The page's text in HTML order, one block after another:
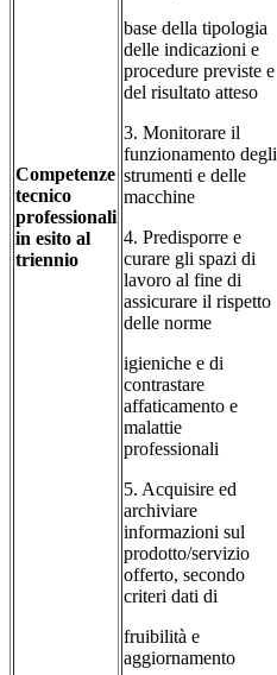
Competenze
tecnico
professionali
in esito al
triennio
base della tipologia
delle indicazioni e
procedure previste e
del risultato atteso
3. Monitorare il
funzionamento degli
strumenti e delle
macchine
4. Predisporre e
curare gli spazi di
lavoro al fine di
assicurare il rispetto
delle norme
igieniche e di
contrastare
affaticamento e
malattie
professionali
5. Acquisire ed
archiviare
informazioni sul
prodotto/servizio
offerto, secondo
criteri dati di
fruibilità e
aggiornamento